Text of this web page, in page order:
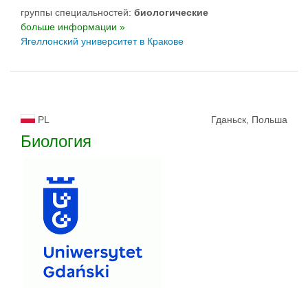
группы специальностей: биологическиe
больше информации »
Ягеллонский университет в Кракове
PL Гданьск, Польша
Биология